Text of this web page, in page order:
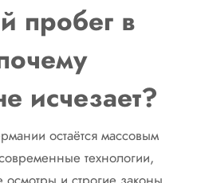
пробег в
исчезает?
остаётся массовым
технологии,